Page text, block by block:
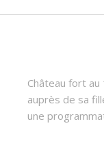
Château fort
auprès de sa
une